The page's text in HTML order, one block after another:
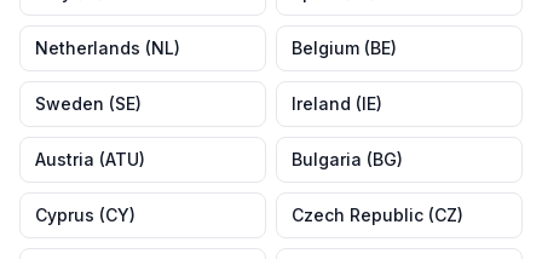
Netherlands (NL) Belgium (BE)
Sweden (SE) Ireland (IE)
Austria (ATU) Bulgaria (BG)
Cyprus (CY) Czech Republic (CZ)